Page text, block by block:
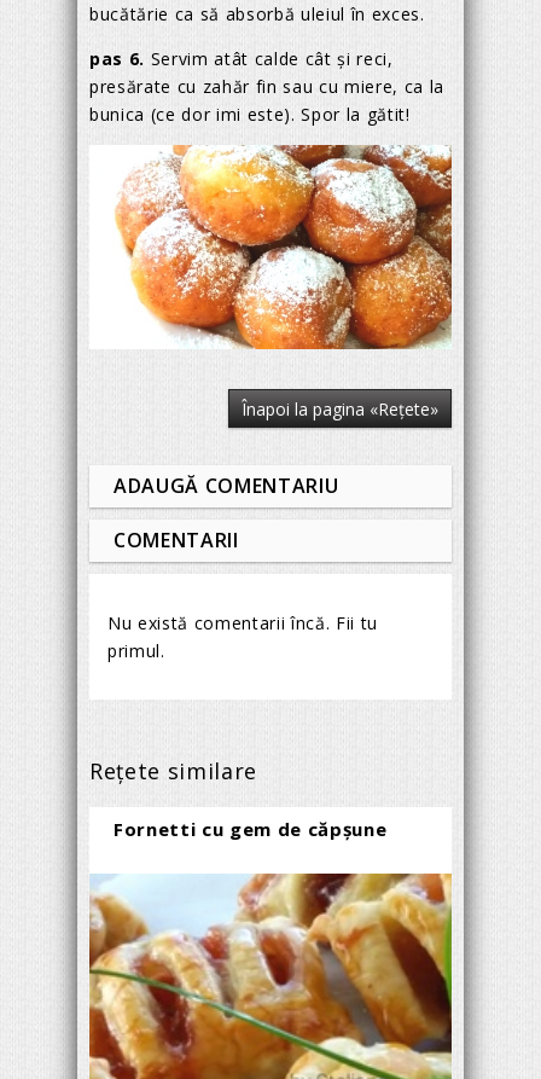
bucătărie ca să absorbă uleiul în exces.
pas 6. Servim atât calde cât și reci,
presărate cu zahăr fin sau cu miere, ca la
bunica (ce dor imi este). Spor la gătit!
Înapoi la pagina «Reţete»
ADAUGĂ COMENTARIU
COMENTARII
Nu există comentarii încă. Fii tu
primul.
Reţete similare
Fornetti cu gem de căpșune